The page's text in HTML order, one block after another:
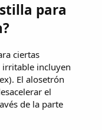
para
ciertas
irritable incluyen
El alosetrón
el
de la parte